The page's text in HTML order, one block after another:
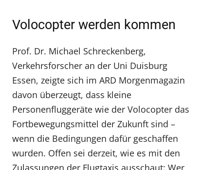
Volocopter werden kommen
Prof. Dr. Michael Schreckenberg,
Verkehrsforscher an der Uni Duisburg
Essen, zeigte sich im ARD Morgenmagazin
davon überzeugt, dass kleine
Personenfluggeräte wie der Volocopter das
Fortbewegungsmittel der Zukunft sind –
wenn die Bedingungen dafür geschaffen
wurden. Offen sei derzeit, wie es mit den
Zulassungen der Flugtaxis ausschaut: Wer